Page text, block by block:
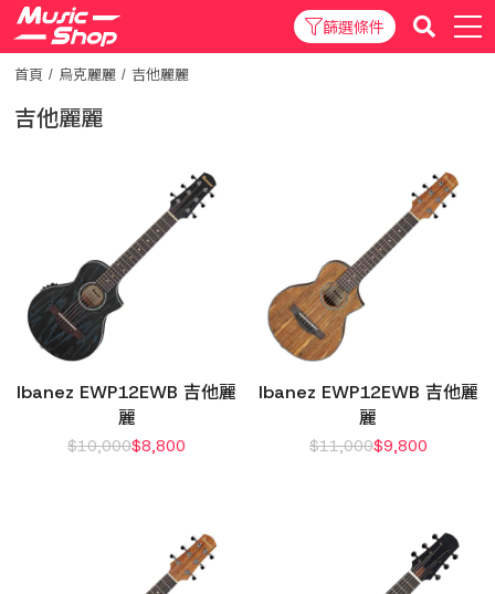
首頁 烏克麗麗 吉他麗麗
篩選條件
吉他麗麗
Ibanez EWP12EWB 吉他麗
麗
$10,000$8,800
Ibanez EWP12EWB 吉他麗
麗
$11,000$9,800